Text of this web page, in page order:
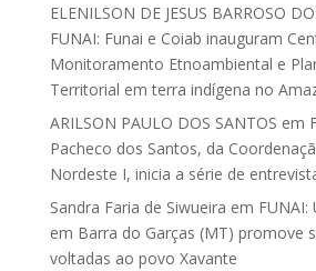
ELENILSON DE JESUS BARROSO
FUNAI: Funai e Coiab inauguram
Monitoramento Etnoambiental e
Territorial em terra indígena no
ARILSON PAULO DOS SANTOS em
Pacheco dos Santos, da
Nordeste I, inicia a série de
Sandra Faria de Siwueira em FUNAI:
em Barra do Garças (MT) promove
voltadas ao povo Xavante